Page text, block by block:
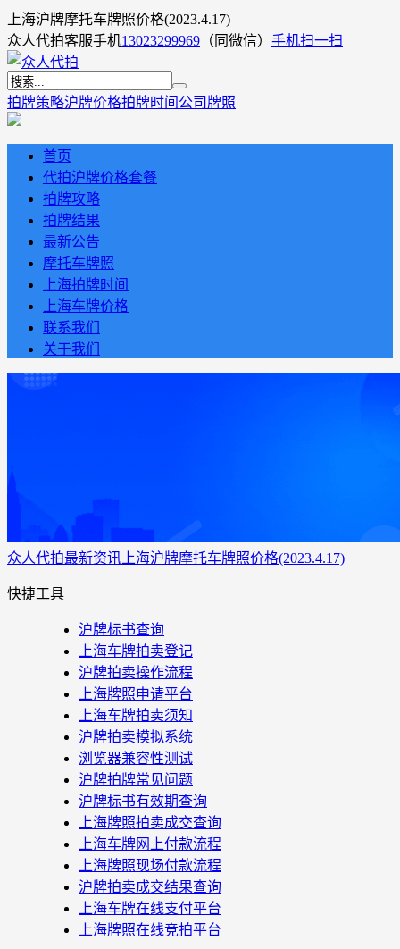
上海沪牌摩托车牌照价格(2023.4.17)
众人代拍客服手机13023299969 （同微信） 手机扫一扫
拍牌策略沪牌价格拍牌时间 公司牌照
首页
代拍沪牌价格套餐
拍牌攻略
拍牌结果
最新公告
摩托车牌照
上海拍牌时间
上海车牌价格
联系我们
关于我们
众人代拍最新资讯 上海沪牌摩托车牌照价格(2023.4.17)
快捷工具
沪牌标书查询
上海车牌拍卖登记
沪牌拍卖操作流程
上海牌照申请平台
上海车牌拍卖须知
沪牌拍卖模拟系统
浏览器兼容性测试
沪牌拍牌常见问题
沪牌标书有效期查询
上海牌照拍卖成交查询
上海车牌网上付款流程
上海牌照现场付款流程
沪牌拍卖成交结果查询
上海车牌在线支付平台
上海牌照在线竞拍平台